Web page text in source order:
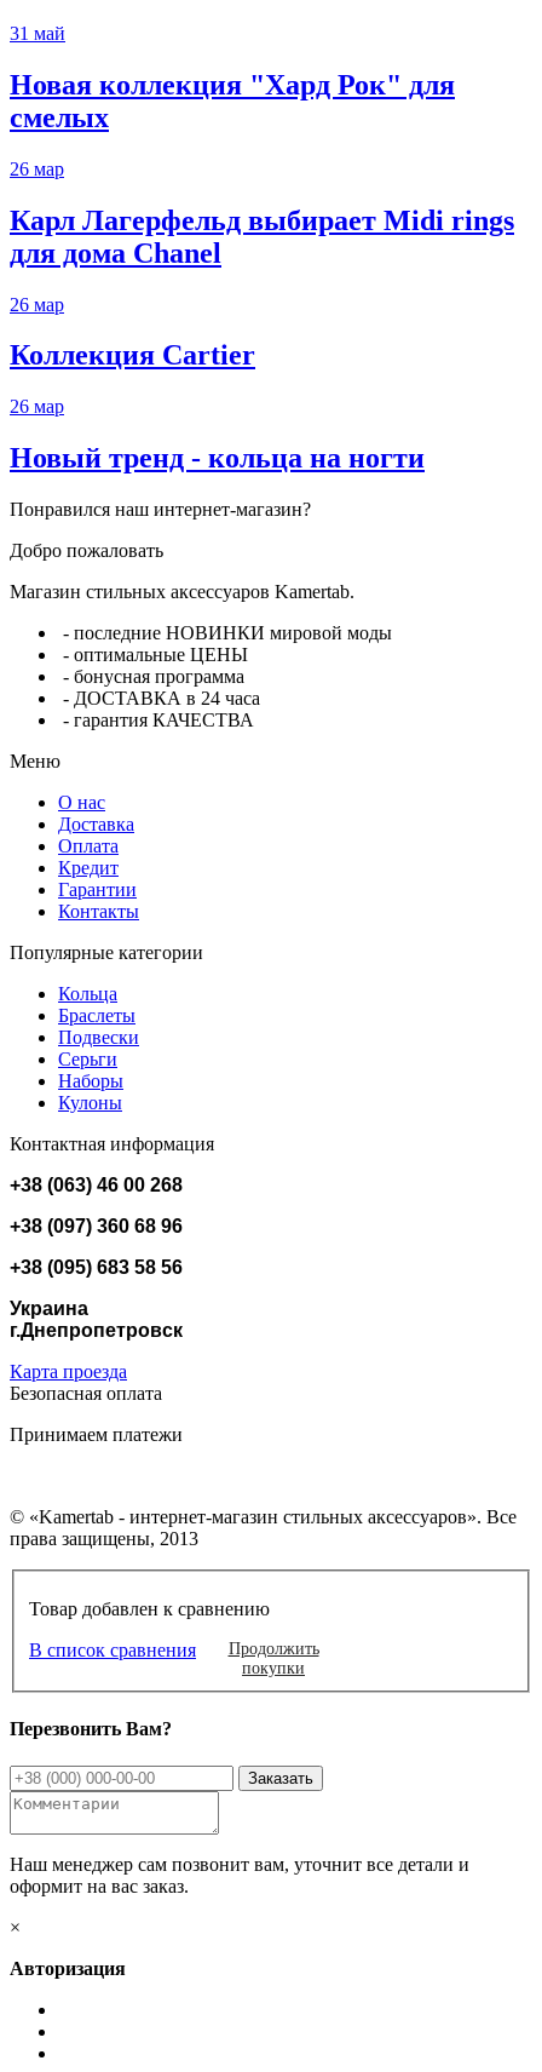
31 май
Новая коллекция "Хард Рок" для
смелых
26 мар
Карл Лагерфельд выбирает Midi rings
для дома Chanel
26 мар
Коллекция Cartier
26 мар
Новый тренд - кольца на ногти
Понравился наш интернет-магазин?
Добро пожаловать
Магазин стильных аксессуаров Kamertab.
- последние НОВИНКИ мировой моды
- оптимальные ЦЕНЫ
- бонусная программа
- ДОСТАВКА в 24 часа
- гарантия КАЧЕСТВА
Меню
О нас
Доставка
Оплата
Кредит
Гарантии
Контакты
Популярные категории
Кольца
Браслеты
Подвески
Серьги
Наборы
Кулоны
Контактная информация
+38 (063) 46 00 268
+38 (097) 360 68 96
+38 (095) 683 58 56
Украина
г.Днепропетровск
Карта проезда
Безопасная оплата
Принимаем платежи
© «Kamertab - интернет-магазин стильных аксессуаров». Все
права защищены, 2013
Товар добавлен к сравнению
В список сравнения
Продолжить
покупки
Перезвонить Вам?
Наш менеджер сам позвонит вам, уточнит все детали и
оформит на вас заказ.
×
Авторизация